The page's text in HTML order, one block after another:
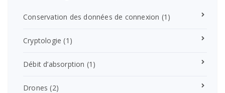
Conservation des données de connexion (1)
Cryptologie (1)
Débit d’absorption (1)
Drones (2)